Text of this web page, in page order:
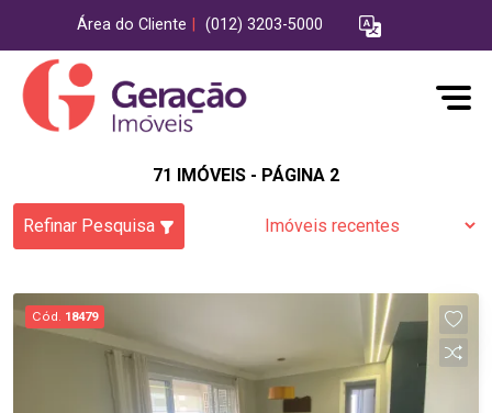
Área do Cliente (012) 3203-5000
71 IMÓVEIS - PÁGINA 2
Refinar Pesquisa
Cód. 18479